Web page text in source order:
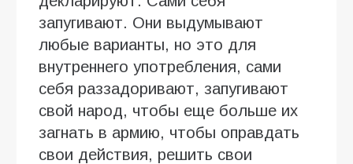
запугивают. Они выдумывают
любые варианты, но это для
внутреннего употребления, сами
себя раззадоривают, запугивают
свой народ, чтобы еще больше их
загнать в армию, чтобы оправдать
свои действия, решить свои